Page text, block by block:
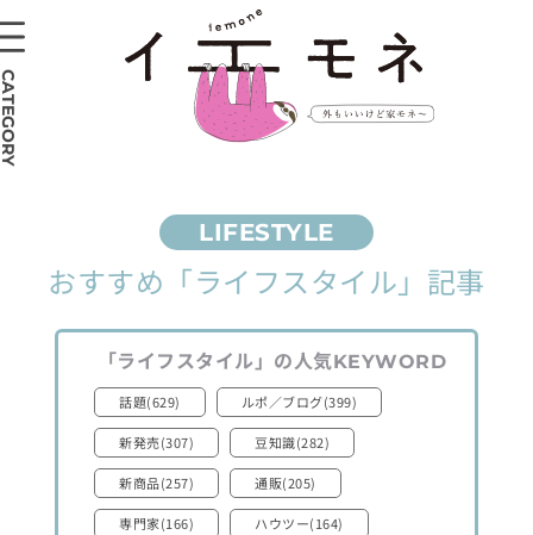
おすすめ 「ライフスタイル」 記事
「ライフスタイル」 の人気KEYWORD
話題(629) ルポ／ブログ(399)
新発売(307) 豆知識(282)
新商品(257) 通販(205)
専門家(166) ハウツー(164)